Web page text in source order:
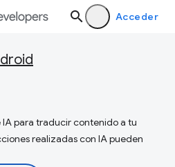
Acceder
para traducir contenido a tu
realizadas con IA pueden